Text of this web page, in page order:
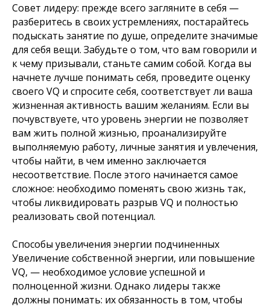
Совет лидеру: прежде всего загляните в себя —
разберитесь в своих устремлениях, постарайтесь
подыскать занятие по душе, определите значимые
для себя вещи. Забудьте о том, что вам говорили и
к чему призывали, станьте самим собой. Когда вы
начнете лучше понимать себя, проведите оценку
своего VQ и спросите себя, соответствует ли ваша
жизненная активность вашим желаниям. Если вы
почувствуете, что уровень энергии не позволяет
вам жить полной жизнью, проанализируйте
выполняемую работу, личные занятия и увлечения,
чтобы найти, в чем именно заключается
несоответствие. После этого начинается самое
сложное: необходимо поменять свою жизнь так,
чтобы ликвидировать разрыв VQ и полностью
реализовать свой потенциал.
Способы увеличения энергии подчиненных
Увеличение собственной энергии, или повышение
VQ, — необходимое условие успешной и
полноценной жизни. Однако лидеры также
должны понимать: их обязанность в том, чтобы